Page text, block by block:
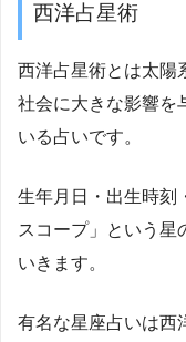
西洋占星術
西洋占星術とは太陽
社会に大きな影響を
いる占いです。
生年月日・出生時刻
スコープ」という星
いきます。
有名な星座占いは西